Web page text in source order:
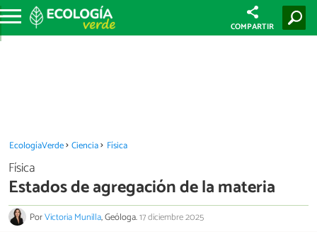
COMPARTIR
EcologíaVerde Ciencia Física
Física
Estados de agregación de la materia
PorVictoria Munilla, Geóloga.17 diciembre 2025